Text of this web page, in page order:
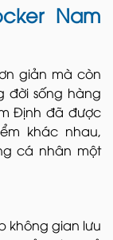
Nam
giản mà còn
đời sống hàng
Định đã được
khác nhau,
cá nhân một
không gian lưu